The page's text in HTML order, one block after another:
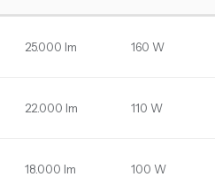
25.000 lm 160 W
22.000 lm 110 W
18.000 lm 100 W